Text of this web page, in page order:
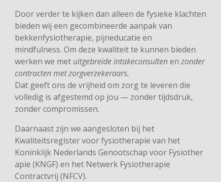
Door verder te kijken dan alleen de fysieke klachten
bieden wij een gecombineerde aanpak van
bekkenfysiotherapie, pijneducatie en
mindfulness. Om deze kwaliteit te kunnen bieden
werken we met uitgebreide intakeconsultenen zonder
contracten met zorgverzekeraars.
Dat geeft ons de vrijheid om zorg te leveren die
volledig is afgestemd op jou — zonder tijdsdruk,
zonder compromissen.
Daarnaast zijn we aangesloten bij het
Kwaliteitsregister voor fysiotherapie van het
Koninklijk Nederlands Genootschap voor Fysiother
apie (KNGF) en het Netwerk Fysiotherapie
Contractvrij (NFCV).